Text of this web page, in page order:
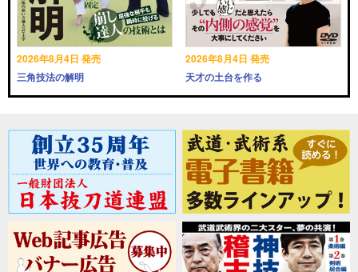
2026年8月4日 発売
三角技法の解明
2026年8月4日 発売
天才の土台を作る